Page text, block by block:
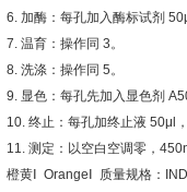
6. 加酶：每孔加入酶标试剂
7. 温育：操作同 3。
8. 洗涤：操作同 5。
9. 显色：每孔先加入显色剂
10. 终止：每孔加终止液 50μl
11. 测定：以空白空调零，
橙黄Ⅰ
Orange 质量规格：